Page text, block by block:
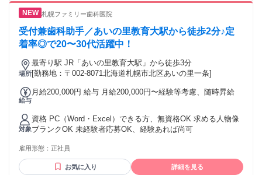
札幌ファミリー歯科医院
受付兼歯科助手／あいの里教育大駅から徒歩2分♪定
着率◎で20〜30代活躍中！
場所
最寄り駅 JR「あいの里教育大駅」から徒歩3分
[勤務地：〒002-8071北海道札幌市北区あいの里一条]
給与
月給200,000円 給与 月給200,000円〜経験等考慮、随時昇給
対象
資格 PC（Word・Excel）できる方、無資格OK 求める人物像
ブランクOK 未経験者応募OK、経験あれば尚可
雇用形態： 正社員
お気に入り 詳細を見る